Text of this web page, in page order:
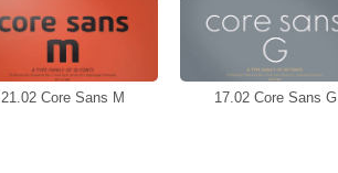
21.02 Core Sans M 17.02 Core Sans G